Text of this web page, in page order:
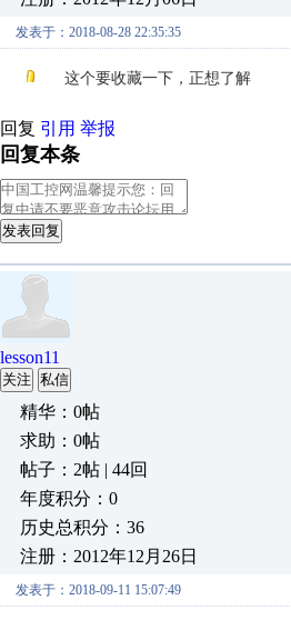
发表于：2018-08-28 22:35:35
这个要收藏一下，正想了解
回复 引用 举报
回复本条
发表回复
lesson11
关注 私信
精华：0帖
求助：0帖
帖子：2帖 | 44回
年度积分：0
历史总积分：36
注册：2012年12月26日
发表于：2018-09-11 15:07:49